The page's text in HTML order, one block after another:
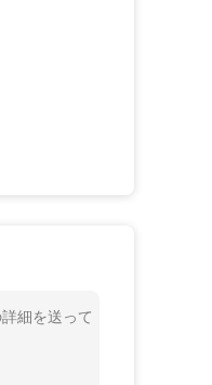
細を送って